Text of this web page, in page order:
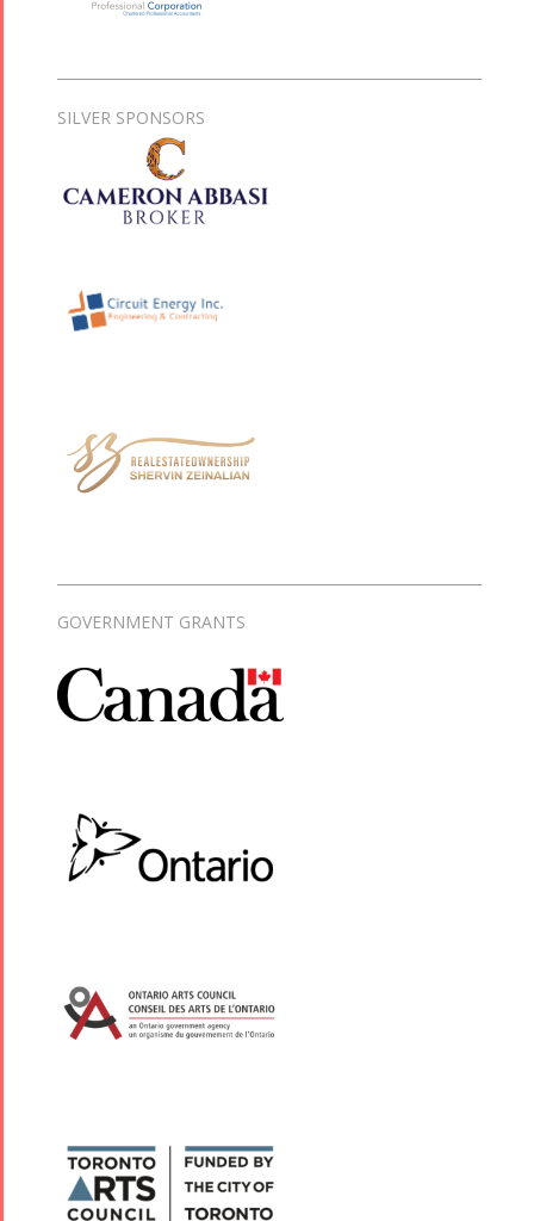
SILVER SPONSORS
GOVERNMENT GRANTS